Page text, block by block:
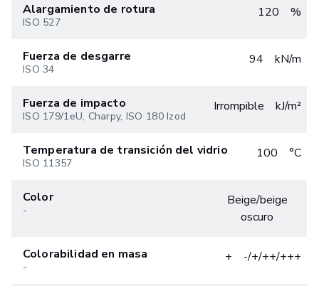
Alargamiento de rotura
ISO 527
120 %
Fuerza de desgarre
ISO 34
94 kN/m
Fuerza de impacto
ISO 179/1eU, Charpy, ISO 180 Izod
Irrompible kJ/m²
Temperatura de transición del vidrio
ISO 11357
100 °C
Color
-
Beige/beige
oscuro
Colorabilidad en masa
-
+ -/+/++/+++